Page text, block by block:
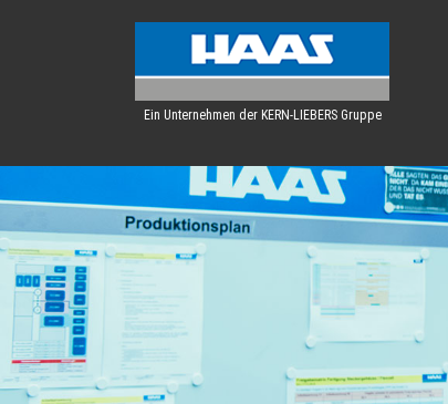
Ein Unternehmen der KERN-LIEBERS Gruppe